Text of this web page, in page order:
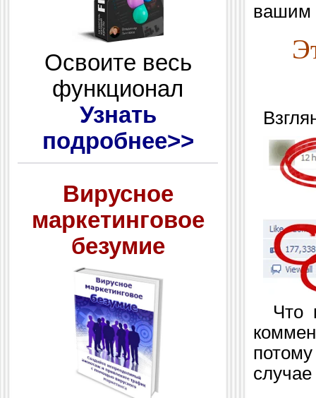
Освоите весь
функционал
Узнать
подробнее>>
Вирусное
маркетинговое
безумие
вашим
Что